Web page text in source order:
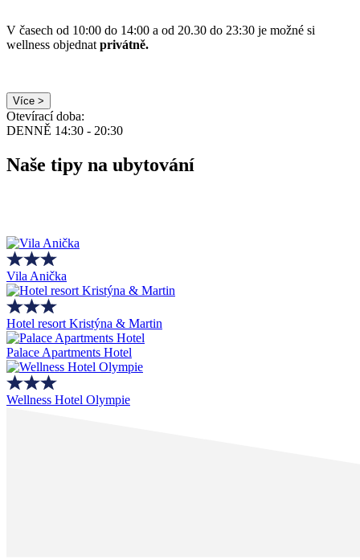
V časech od 10:00 do 14:00 a od 20.30 do 23:30 je možné si
wellness objednatprivátně.
Více >
Otevírací doba:
DENNĚ 14:30 - 20:30
Naše tipy na ubytování
Vila Anička
Hotel resort Kristýna & Martin
Palace Apartments Hotel
Wellness Hotel Olympie